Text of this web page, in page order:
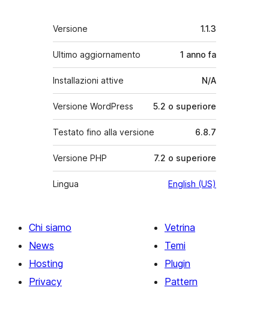
Meta
Versione 1.1.3
Ultimo aggiornamento 1 anno fa
Installazioni attive N/A
Versione WordPress 5.2 o superiore
Testato fino alla versione 6.8.7
Versione PHP 7.2 o superiore
Lingua English (US)
Chi siamo
News
Hosting
Privacy
Vetrina
Temi
Plugin
Pattern